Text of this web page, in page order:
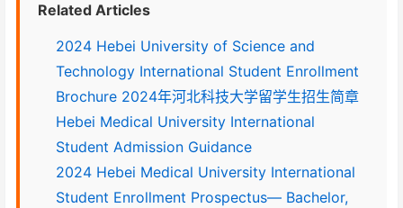
Related Articles
2024 Hebei University of Science and
Technology International Student Enrollment
Brochure 2024年河北科技大学留学生招生简章
Hebei Medical University International
Student Admission Guidance
2024 Hebei Medical University International
Student Enrollment Prospectus— Bachelor,